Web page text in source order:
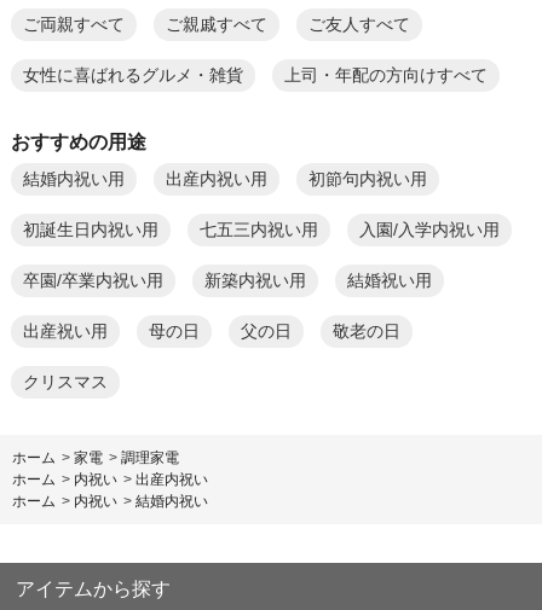
ご両親すべて ご親戚すべて ご友人すべて
女性に喜ばれるグルメ・雑貨 上司・年配の方向けすべて
おすすめの用途
結婚内祝い用 出産内祝い用 初節句内祝い用
初誕生日内祝い用 七五三内祝い用 入園/入学内祝い用
卒園/卒業内祝い用 新築内祝い用 結婚祝い用
出産祝い用 母の日 父の日 敬老の日
クリスマス
ホーム > 家電 > 調理家電
ホーム > 内祝い > 出産内祝い
ホーム > 内祝い > 結婚内祝い
アイテムから探す